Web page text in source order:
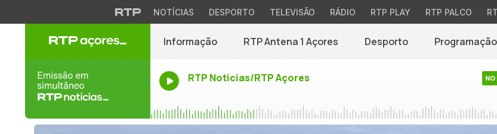
NOTÍCIAS DESPORTO TELEVISÃO RÁDIO RTP PLAY RTP PALCO
Informação RTP Antena 1 Açores Desporto Programação
RTP Noticias/RTP Açores NO